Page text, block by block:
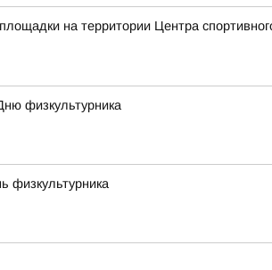
на территории Центра
физкультурника
физкультурника